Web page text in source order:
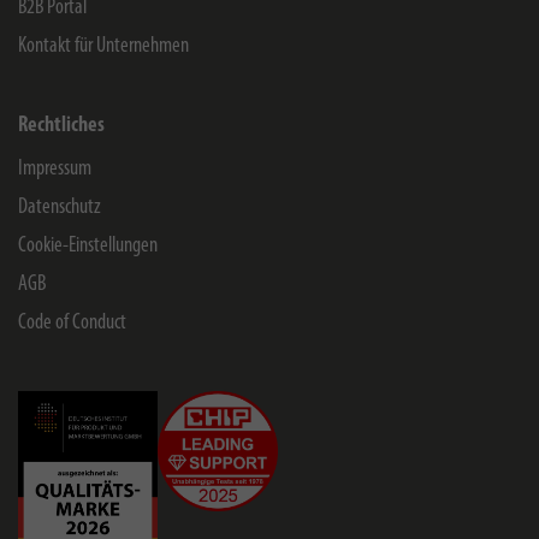
B2B Portal
Kontakt für Unternehmen
Rechtliches
Impressum
Datenschutz
Cookie-Einstellungen
AGB
Code of Conduct